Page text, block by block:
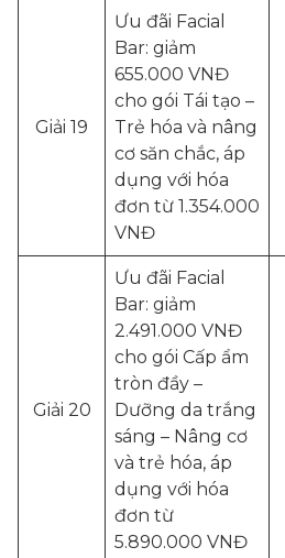
Giải 19
Ưu đãi Facial
Bar: giảm
655.000 VNĐ
cho gói Tái tạo –
Trẻ hóa và nâng
cơ săn chắc, áp
dụng với hóa
đơn từ 1.354.000
VNĐ
Giải 20
Ưu đãi Facial
Bar: giảm
2.491.000 VNĐ
cho gói Cấp ẩm
tròn đầy –
Dưỡng da trắng
sáng – Nâng cơ
và trẻ hóa, áp
dụng với hóa
đơn từ
5.890.000 VNĐ